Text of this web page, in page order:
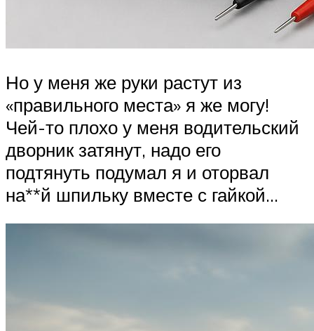
Но у меня же руки растут из
«правильного места» я же могу!
Чей-то плохо у меня водительский
дворник затянут, надо его
подтянуть подумал я и оторвал
на**й шпильку вместе с гайкой…